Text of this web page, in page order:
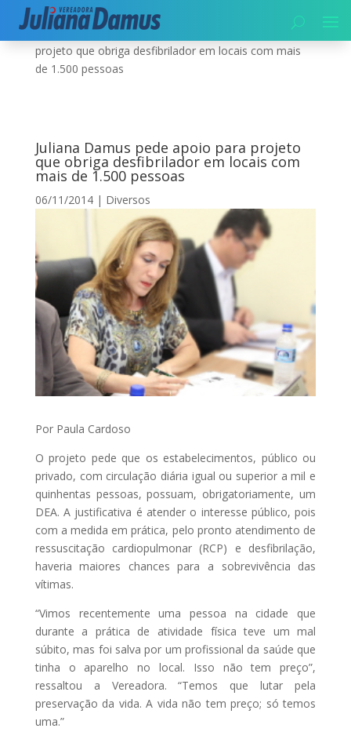
Início|Diversos|Juliana Damus pede apoio para
projeto que obriga desfibrilador em locais com mais
de 1.500 pessoas
Juliana Damus pede apoio para projeto
que obriga desfibrilador em locais com
mais de 1.500 pessoas
06/11/2014| Diversos
Por Paula Cardoso
O projeto pede que os estabelecimentos, público ou
privado, com circulação diária igual ou superior a mil e
quinhentas pessoas, possuam, obrigatoriamente, um
DEA. A justificativa é atender o interesse público, pois
com a medida em prática, pelo pronto atendimento de
ressuscitação cardiopulmonar (RCP) e desfibrilação,
haveria maiores chances para a sobrevivência das
vítimas.
“Vimos recentemente uma pessoa na cidade que
durante a prática de atividade física teve um mal
súbito, mas foi salva por um profissional da saúde que
tinha o aparelho no local. Isso não tem preço”,
ressaltou a Vereadora. “Temos que lutar pela
preservação da vida. A vida não tem preço; só temos
uma.”